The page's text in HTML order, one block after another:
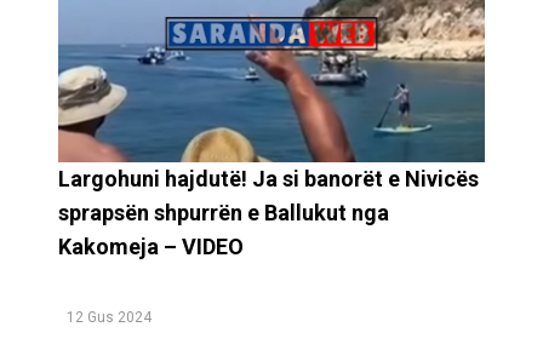
Largohuni hajdutë! Ja si banorët e Nivicës
sprapsën shpurrën e Ballukut nga
Kakomeja – VIDEO
12 Gus 2024